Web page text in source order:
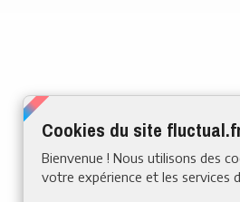
Cookies du site
Bienvenue ! Nous utilisons des
votre expérience et les services